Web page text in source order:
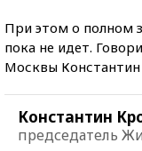
При этом о полном
пока не идет.
Москвы
Константин
председатель